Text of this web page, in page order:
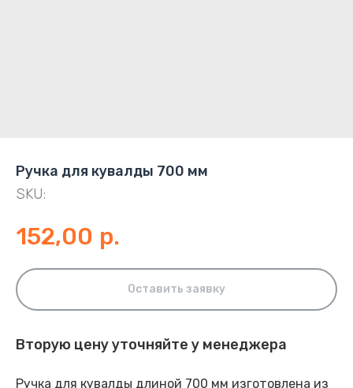
Ручка для кувалды 700 мм
SKU:
152,00 р.
Оставить заявку
Вторую цену уточняйте у менеджера
Ручка для кувалды длиной 700 мм изготовлена из